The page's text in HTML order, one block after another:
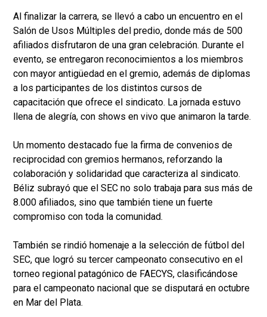
Al finalizar la carrera, se llevó a cabo un encuentro en el
Salón de Usos Múltiples del predio, donde más de 500
afiliados disfrutaron de una gran celebración. Durante el
evento, se entregaron reconocimientos a los miembros
con mayor antigüedad en el gremio, además de diplomas
a los participantes de los distintos cursos de
capacitación que ofrece el sindicato. La jornada estuvo
llena de alegría, con shows en vivo que animaron la tarde.
Un momento destacado fue la firma de convenios de
reciprocidad con gremios hermanos, reforzando la
colaboración y solidaridad que caracteriza al sindicato.
Béliz subrayó que el SEC no solo trabaja para sus más de
8.000 afiliados, sino que también tiene un fuerte
compromiso con toda la comunidad.
También se rindió homenaje a la selección de fútbol del
SEC, que logró su tercer campeonato consecutivo en el
torneo regional patagónico de FAECYS, clasificándose
para el campeonato nacional que se disputará en octubre
en Mar del Plata.